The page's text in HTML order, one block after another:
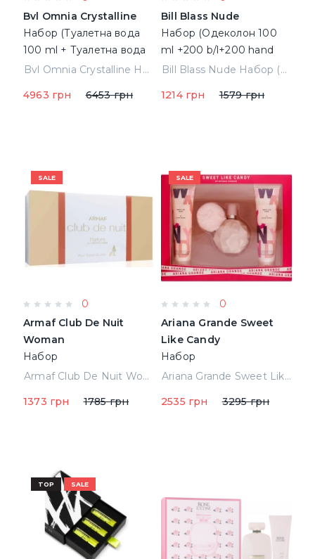
Bvl Omnia Crystalline
Набор (Туалетна вода
100 ml + Туалетна вода
15 ml + 40 ml hand
Bvl Omnia Crystalline Набор (Туалетна вода 100 ml + Туалетна вода 15 ml + 40 ml hand cream) (783320427039)
4963 грн
6453 грн
Bill Blass Nude
Набор (Одеколон 100
ml +200 b/l+200 hand
cream)
Bill Blass Nude Набор (Одеколон 100 ml +200 b/l+200 hand cream)
1214 грн
1579 грн
SALE
0
Armaf Club De Nuit
Woman
Набор
(Парфюмированная
case + Косметичка)
Armaf Club De Nuit Woman Набор (Парфюмированная вода 12 ml + 12 ml oil + case + Косметичка) (6295199802717)
1373 грн
1785 грн
SALE
0
Ariana Grande Sweet
Like Candy
Набор
(Парфюмированная
ml b\s + 100 ml Гель для
Ariana Grande Sweet Like Candy Набор (Парфюмированная вода 100 ml spray + 100 ml b\s + 100 ml Гель для душа) (812256023180)
2535 грн
3295 грн
TOP SALE